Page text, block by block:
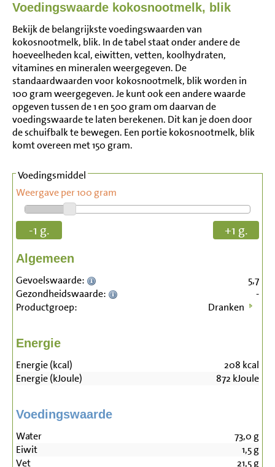
Voedingswaarde kokosnootmelk, blik
Bekijk de belangrijkste voedingswaarden van
kokosnootmelk, blik. In de tabel staat onder andere de
hoeveelheden kcal, eiwitten, vetten, koolhydraten,
vitamines en mineralen weergegeven. De
standaardwaarden voor kokosnootmelk, blik worden in
100 gram weergegeven. Je kunt ook een andere waarde
opgeven tussen de 1 en 500 gram om daarvan de
voedingswaarde te laten berekenen. Dit kan je doen door
de schuifbalk te bewegen. Een portie kokosnootmelk, blik
komt overeen met 150 gram.
Voedingsmiddel
Weergave per 100 gram
-1 g. +1 g.
Algemeen
Gevoelswaarde:
5,7
Gezondheidswaarde:
-
Productgroep:
Dranken
Energie
Energie (kcal) 208 kcal
Energie (kJoule)
872 kJoule
Voedingswaarde
Water 73,0 g
Eiwit
1,5g
Vet
21,5g